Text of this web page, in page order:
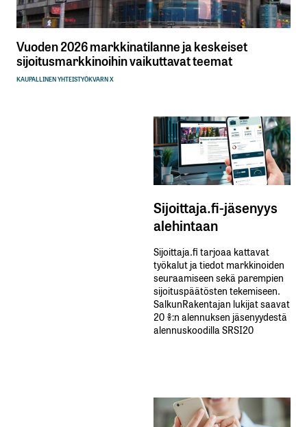
Vuoden 2026 markkinatilanne ja keskeiset
sijoitusmarkkinoihin vaikuttavat teemat
KAUPALLINEN YHTEISTYÖKVARN X
Sijoittaja.fi-jäsenyys
alehintaan
Sijoittaja.fi tarjoaa kattavat
työkalut ja tiedot markkinoiden
seuraamiseen sekä parempien
sijoituspäätösten tekemiseen.
SalkunRakentajan lukijat saavat
20 %:n alennuksen jäsenyydestä
alennuskoodilla SRSI20